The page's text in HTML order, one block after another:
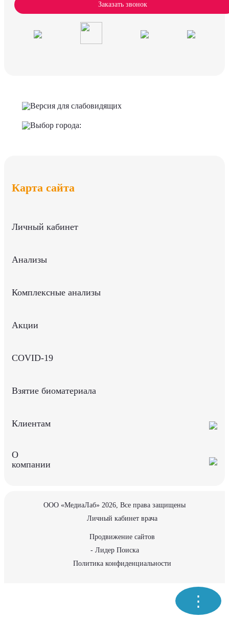
⋮
Заказать звонок
Версия для слабовидящих
Выбор города:
Карта сайта
Личный кабинет
Анализы
Комплексные анализы
Акции
COVID-19
Взятие биоматериала
Клиентам
О
компании
ООО «МедиаЛаб» 2026, Все права защищены
Личный кабинет врача
Продвижение сайтов
- Лидер Поиска
Политика конфиденциальности